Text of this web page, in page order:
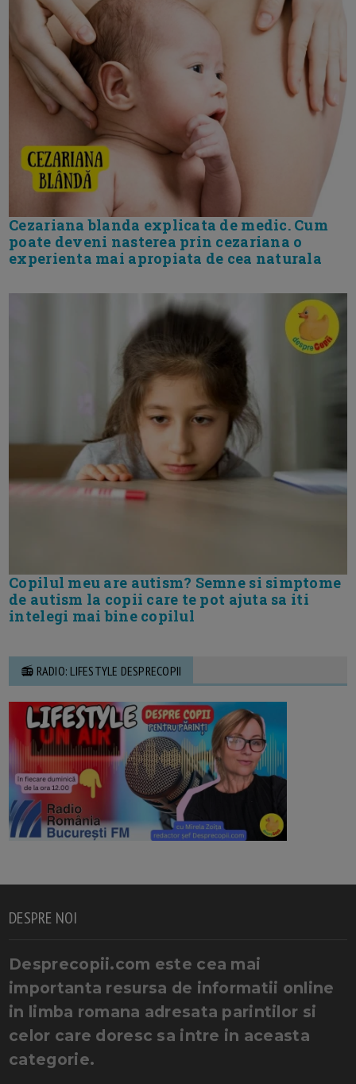
Cezariana blanda explicata de medic. Cum
poate deveni nasterea prin cezariana o
experienta mai apropiata de cea naturala
Copilul meu are autism? Semne si simptome
de autism la copii care te pot ajuta sa iti
intelegi mai bine copilul
📻 RADIO: LIFESTYLE DESPRECOPII
DESPRE NOI
Desprecopii.com este cea mai
importanta resursa de informatii online
in limba romana adresata parintilor si
celor care doresc sa intre in aceasta
categorie.